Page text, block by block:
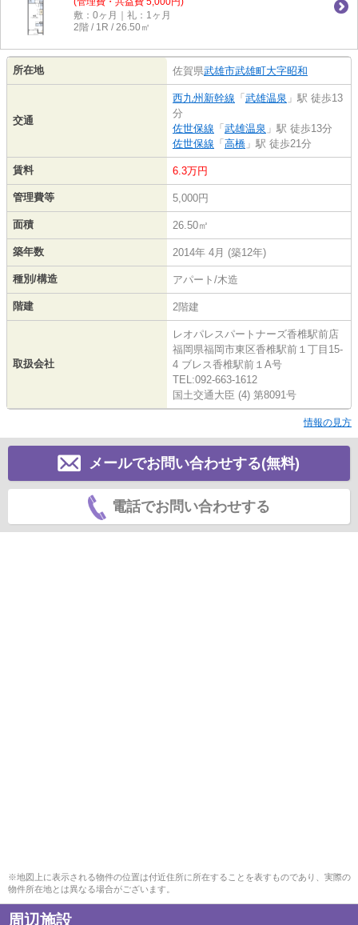
敷：0ヶ月｜礼：1ヶ月
2階 / 1R / 26.50㎡
所在地 佐賀県武雄市武雄町大字昭和
交通
西九州新幹線 「 武雄温泉 」駅 徒歩13
分
佐世保線 「 武雄温泉 」駅 徒歩13分
佐世保線 「 高橋 」駅 徒歩21分
賃料 6.3万円
管理費等 5,000円
面積 26.50㎡
築年数 2014年 4月 (築12年)
種別/構造 アパート/木造
階建 2階建
取扱会社
レオパレスパートナーズ香椎駅前店
福岡県福岡市東区香椎駅前１丁目15-
4 ブレス香椎駅前１A号
TEL:092-663-1612
国土交通大臣 (4) 第8091号
情報の見方
メールでお問い合わせする(無料)
電話でお問い合わせする
※地図上に表示される物件の位置は付近住所に所在することを表すものであり、実際の
物件所在地とは異なる場合がございます。
周辺施設